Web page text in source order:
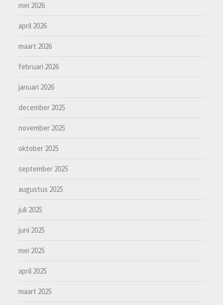
mei 2026
april 2026
maart 2026
februari 2026
januari 2026
december 2025
november 2025
oktober 2025
september 2025
augustus 2025
juli 2025
juni 2025
mei 2025
april 2025
maart 2025